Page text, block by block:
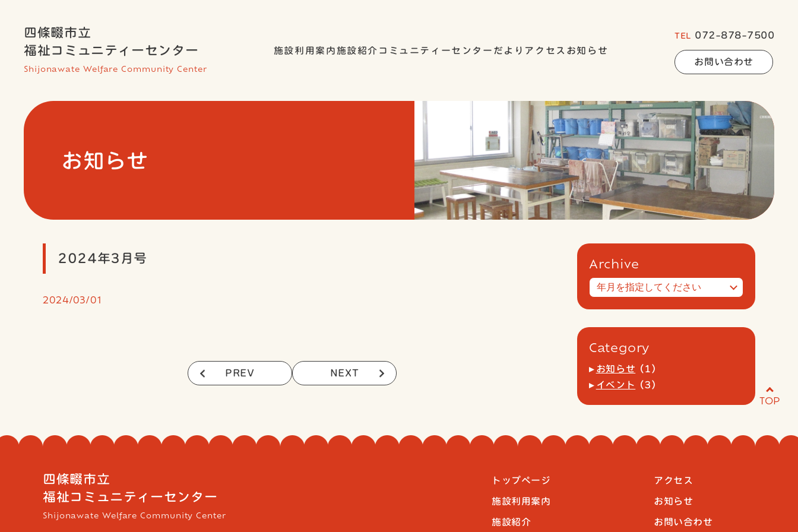
四條畷市立
福祉コミュニティーセンター
Shijonawate Welfare Community Center
施設利用案内施設紹介 コミュニティーセンターだより アクセス お知らせ
TEL 072-878-7500
お問い合わせ
お知らせ
2024年3月号
2024/03/01
PREV NEXT
Archive
Category
お知らせ (1)
イベント
(3)
TOP
四條畷市立
福祉コミュニティーセンター
Shijonawate Welfare Community Center
トップページ
施設利用案内
施設紹介
アクセス
お知らせ
お問い合わせ